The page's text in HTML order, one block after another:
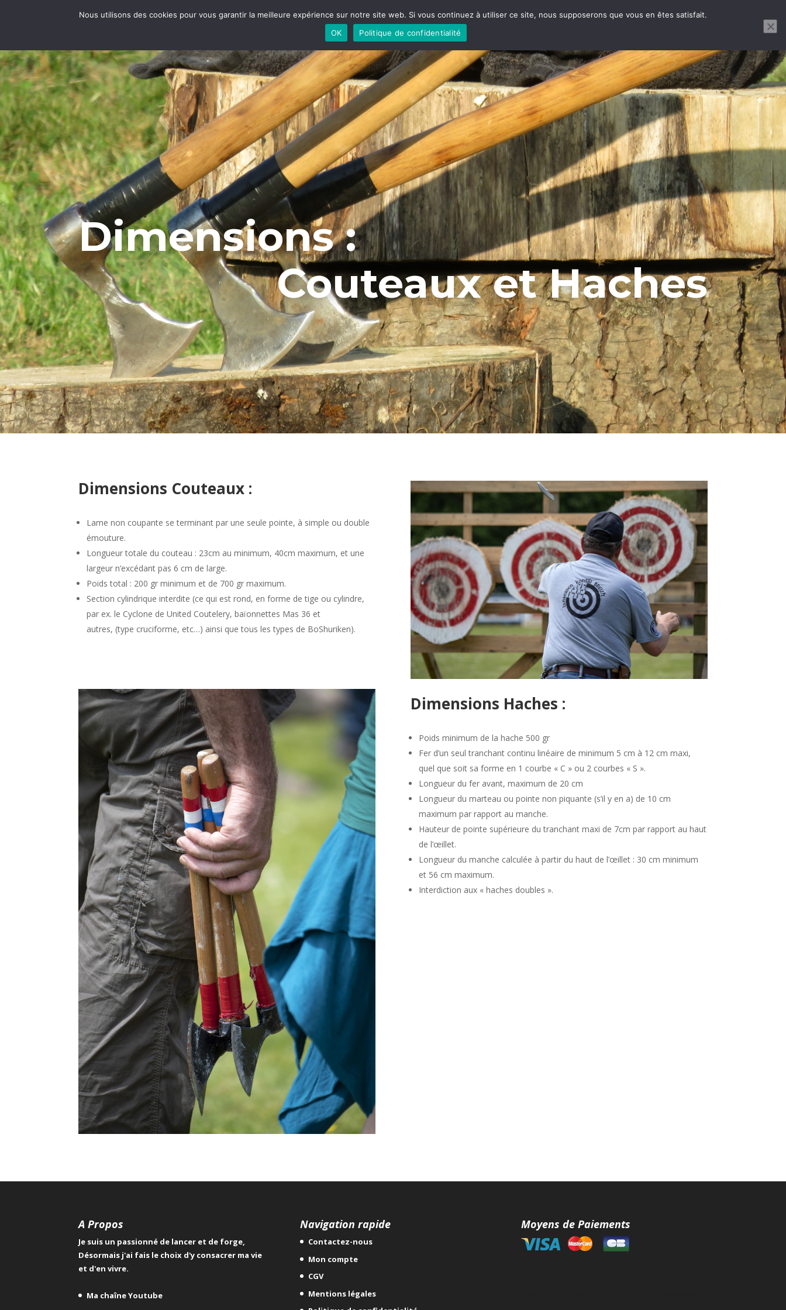
Boutique en ligne
Dimensions :
Couteaux et Haches
Dimensions Couteaux :
Lame non coupante se terminant par une seule pointe, à simple ou double
émouture.
Longueur totale du couteau : 23cm au minimum, 40cm maximum, et une
largeur n’excédant pas 6 cm de large.
Poids total : 200 gr minimum et de 700 gr maximum.
Section cylindrique interdite (ce qui est rond, en forme de tige ou cylindre,
par ex. le Cyclone de United Coutelery, baïonnettes Mas 36 et
autres, (type cruciforme, etc…) ainsi que tous les types de BoShuriken).
Dimensions Haches :
Poids minimum de la hache 500 gr
Fer d’un seul tranchant continu linéaire de minimum 5 cm à 12 cm maxi,
quel que soit sa forme en 1 courbe « C » ou 2 courbes « S ».
Longueur du fer avant, maximum de 20 cm
Longueur du marteau ou pointe non piquante (s’il y en a) de 10 cm
maximum par rapport au manche.
Hauteur de pointe supérieure du tranchant maxi de 7cm par rapport au haut
de l’œillet.
Longueur du manche calculée à partir du haut de l’œillet : 30 cm minimum
et 56 cm maximum.
Interdiction aux « haches doubles ».
A Propos
Je suis un passionné de lancer et de forge,
Désormais j'ai fais le choix d'y consacrer ma vie
et d'en vivre.
Ma chaîne Youtube
Navigation rapide
Contactez-nous
Mon compte
CGV
Mentions légales
Moyens de Paiements
Nous utilisons des cookies pour vous garantir la meilleure expérience sur notre site web. Si vous continuez à utiliser ce site, nous supposerons que vous en êtes satisfait.
OK
Politique de confidentialité